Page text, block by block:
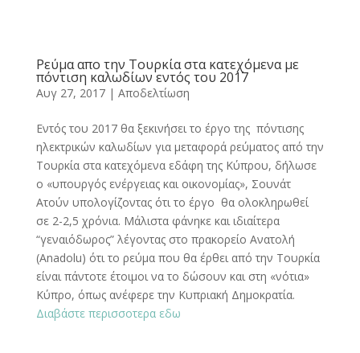
Ρεύμα απο την Τουρκία στα κατεχόμενα με
πόντιση καλωδίων εντός του 2017
Αυγ 27, 2017| Αποδελτίωση
Εντός του 2017 θα ξεκινήσει το έργο της πόντισης
ηλεκτρικών καλωδίων για μεταφορά ρεύματος από την
Τουρκία στα κατεχόμενα εδάφη της Κύπρου, δήλωσε
ο «υπουργός ενέργειας και οικονομίας», Σουνάτ
Ατούν υπολογίζοντας ότι το έργο θα ολοκληρωθεί
σε 2-2,5 χρόνια. Μάλιστα φάνηκε και ιδιαίτερα
“γεναιόδωρος” λέγοντας στο πρακορείο Ανατολή
(Anadolu) ότι το ρεύμα που θα έρθει από την Τουρκία
είναι πάντοτε έτοιμοι να το δώσουν και στη «νότια»
Κύπρο, όπως ανέφερε την Κυπριακή Δημοκρατία.
Διαβάστε περισσοτερα εδω